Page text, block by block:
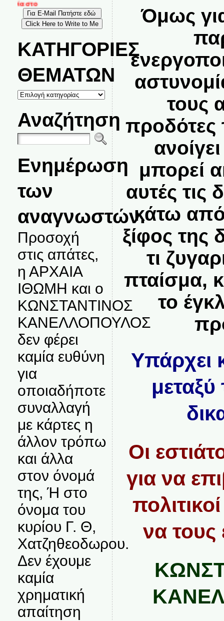
στο
ΚΑΤΗΓΟΡΙΕΣ
ΘΕΜΑΤΩΝ
ΚΑΤΗΓΟΡΙΕΣ
ΘΕΜΑΤΩΝ
Αναζήτηση
Ενημέρωση
των
αναγνωστών.
Προσοχή
στις απάτες,
η ΑΡΧΑΙΑ
ΙΘΩΜΗ και ο
ΚΩΝΣΤΑΝΤΙΝΟΣ
ΚΑΝΕΛΛΟΠΟΥΛΟΣ
δεν φέρει
καμία ευθύνη
για
οποιαδήποτε
συναλλαγή
με κάρτες η
άλλον τρόπω
και άλλα
στον όνομά
της, Ή στο
όνομα του
κυρίου Γ. Θ,
Χατζηθεοδωρου.
Δεν έχουμε
καμία
χρηματική
απαίτηση
Όμως
τους
προδότες
μπορεί
αυτές τις
κάτω
ξίφος της
τι
πταίσμα,
το
Υπάρχει
μεταξύ
Οι
για να
να